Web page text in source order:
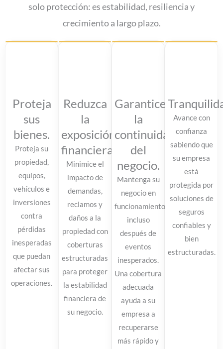
solo protección: es estabilidad, resiliencia y
crecimiento a largo plazo.
Proteja
sus
bienes.
Proteja su
propiedad,
equipos,
vehículos e
inversiones
contra
pérdidas
inesperadas
que puedan
afectar sus
operaciones.
Reduzca
la
exposición
financiera.
Minimice el
impacto de
demandas,
reclamos y
daños a la
propiedad con
coberturas
estructuradas
para proteger
la estabilidad
financiera de
su negocio.
Garantice
la
continuidad
del
negocio.
Mantenga su
negocio en
funcionamiento
incluso
después de
eventos
inesperados.
Una cobertura
adecuada
ayuda a su
empresa a
recuperarse
más rápido y
Avance con
confianza
sabiendo que
su empresa
está
protegida por
soluciones de
seguros
confiables y
bien
estructuradas.